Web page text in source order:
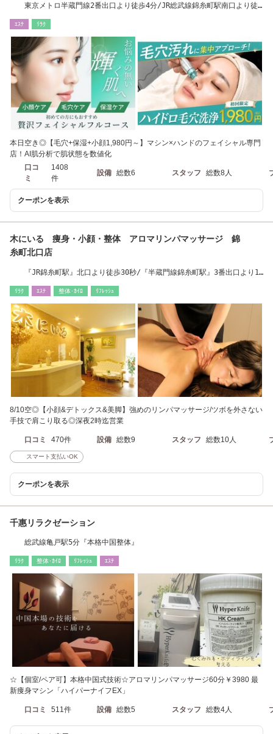
東京メトロ半蔵門線2番出口より徒歩4分/JR総武線錦糸町駅南口より徒
ｴｽﾃ ﾘﾗｸ
本日空き◎【毛穴+保湿+小顔1,980円～】マシン×ハンドのフェイシャル専門
店！AI肌分析で肌状態を数値化
口コ
ミ
1408
件
設備 総数6 スタッフ 総数8人
クーポンを表示
木にいる 痩身・小顔・整体 アロマリンパマッサージ 錦
糸町北口店
『JR錦糸町駅』北口より徒歩30秒/『半蔵門線錦糸町駅』3番出口より1
ﾘﾗｸ ｴｽﾃ 整体･ｶｲﾛ ﾘﾌﾚｯｼｭ
8/10空◎【小顔&デトックス&美脚】強めのリンパマッサージ/ツボを外さない
手技で肩こり取る◎深夜2時迄営業
口コミ 470件 設備 総数9 スタッフ 総数10人
スマート支払いOK
クーポンを表示
千惠リラクゼーション
総武線亀戸駅5分『本格中国整体』
ﾘﾗｸ 整体･ｶｲﾛ ﾘﾌﾚｯｼｭ ｴｽﾃ
☆【個室/ペア可】本格中国式技術☆アロマリンパマッサージ60分￥3980 最
新痩身マシン「ハイパーナイフEX」
口コミ 511件 設備 総数5 スタッフ 総数4人